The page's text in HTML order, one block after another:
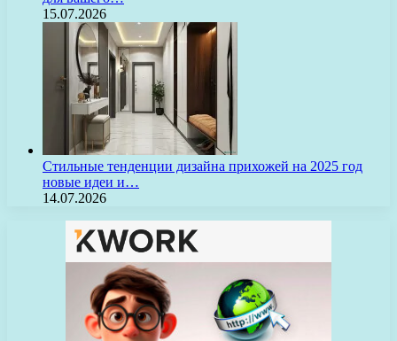
15.07.2026
Стильные тенденции дизайна прихожей на 2025 год
новые идеи и…
14.07.2026